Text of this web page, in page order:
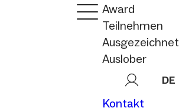
Award
Teilnehmen
Ausgezeichnet
Auslober
DE
Kontakt